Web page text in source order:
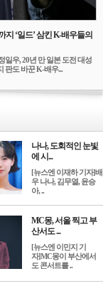
‘일드’ 삼킨 K-배우들의
일우, 20년 만 일본 도전 대성
판도 바꾼 K-배우...
나나, 도회적인 눈빛
에 시...
[뉴스엔 이재하 기자]배
우 나나, 김무열, 윤승
아, ..
MC몽, 서울 찍고 부
산서도 ...
[뉴스엔 이민지 기
자]MC몽이 부산에서
도 콘서트를 ..